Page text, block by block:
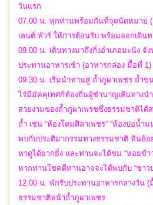
วันแรก
07.00 น. ทุกท่านพร้อมกันที่จุดนัดหมาย (
เลนต์ ทัวร์ ให้การต้อนรับ พร้อมออกเดินท
09.00 น. เดินทางมาถึงกิ่งอำเภอมะนัง จั
ประทานอาหารเช้า (อาหารกล่อง มื้อที่ 1)
09.30 น. เริ่มนำท่านสู่ ถ้ำภูผาเพชร ถ้ำ
ไร่มีมัคคุเทศก์ท้องถิ่นผู้ชำนาญเส้นทางน
สวยงามของถ้ำภูผาเพรชซึ่งธรรมชาติได้
ถ้ำ เช่น “ห้องโดมศิลาเพชร” “ห้องบ่อน้
พบกับประติมากรรมทางธรรมชาติ หินย้อ
หาดูได้ยากยิ่ง และท่านจะได้ชม “หอยข้า
หากท่านโชคดีท่านอาจจะได้พบกับ “ชาว
12.00 น. พักรับประทานอาหารกลางวัน
ธรรมชาติหน้าถ้ำภูผาเพชร